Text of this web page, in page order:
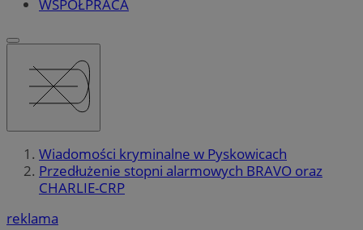
WSPÓŁPRACA
Wiadomości kryminalne w Pyskowicach
Przedłużenie stopni alarmowych BRAVO oraz
CHARLIE-CRP
reklama